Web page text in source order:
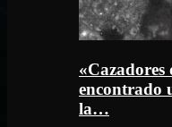
encontrado
la…